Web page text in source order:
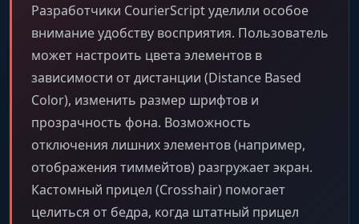
Разработчики CourierScript уделили особое
внимание удобству восприятия. Пользователь
может настроить цвета элементов в
зависимости от дистанции (Distance Based
Color), изменить размер шрифтов и
прозрачность фона. Возможность
отключения лишних элементов (например,
отображения тиммейтов) разгружает экран.
Кастомный прицел (Crosshair) помогает
целиться от бедра, когда штатный прицел